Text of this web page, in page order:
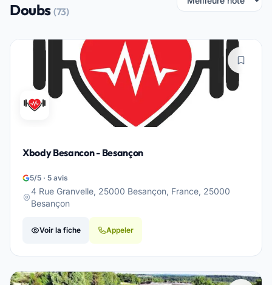
Doubs(73)
Xbody Besancon - Besançon
5/5 · 5 avis
4 Rue Granvelle, 25000 Besançon, France, 25000
Besançon
Voir la fiche Appeler